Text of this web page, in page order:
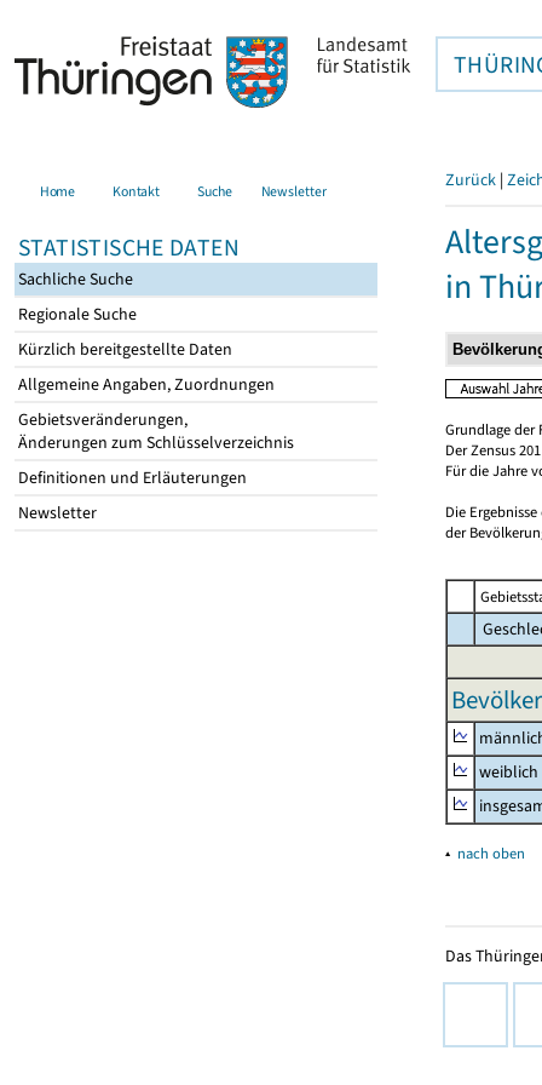
Home Kontakt Suche Newsletter
STATISTISCHE DATEN
Sachliche Suche
Regionale Suche
Kürzlich bereitgestellte Daten
Allgemeine Angaben, Zuordnungen
Gebietsveränderungen,
Änderungen zum Schlüsselverzeichnis
Definitionen und Erläuterungen
Newsletter
Zurück |
in
Grundlage der
Der Zensus
Für die Jahre
Die
der
weiblich
▴ nach oben
Das